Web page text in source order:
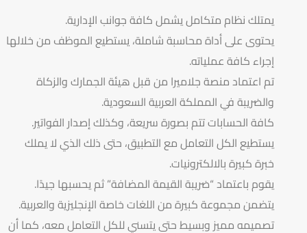
يمتلك نظام متكامل يشمل كافة جوانب الإدارية.
يحتوى على أداة محاسبة شاملة، يستطيع الموظف من خلالها
إجراء كافة عملياته.
تم اعتماد منصة جلاميرا من قبل هيئة الجمارك والزكاة
والضريبة في المملكة العربية السعودية.
كافة الحسابات تتم بصورة سريعة، وكذلك إصدار الفواتير.
يستطيع الكل التعامل مع التطبيق، حتى ذلك الذي لا يملك
خبرة كبيرة بالالكترونيات.
يقوم باعتماد “ضريبة القيمة المضافة” ثم يحسبها جيدًا.
يتضمن مجموعة كبيرة من اللغات خاصة الإنجليزية والعربية.
تصميمه مميز وبسيط حتى يتسني للكل التعامل معه، كما أن